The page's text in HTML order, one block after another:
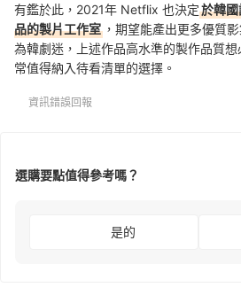
有鑑於此，2021年 Netflix 也決定於韓
品的製片工作室 ，期望能產出更多優質
為韓劇迷，上述作品高水準的製作品質
常值得納入待看清單的選擇。
資訊錯誤回報
選購要點值得參考嗎？
是的